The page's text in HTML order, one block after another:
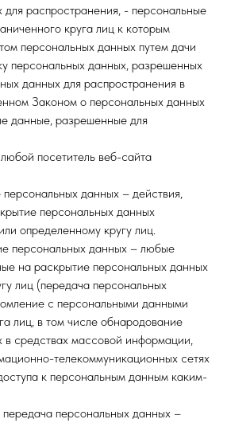
распространения, - персональные
круга лиц к которым
персональных данных путем дачи
персональных данных, разрешенных
данных для распространения в
Законом о персональных данных
данные, разрешенные для
посетитель веб-сайта
данных – действия,
персональных данных
определенному кругу лиц.
персональных данных – любые
на раскрытие персональных данных
лиц (передача персональных
с персональными данными
лиц, в том числе обнародование
в средствах массовой информации,
телекоммуникационных сетях
к персональным данным каким-
передача персональных данных –